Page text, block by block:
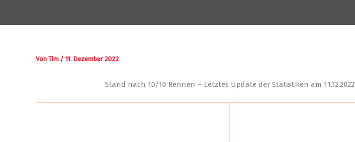
Von Tim / 11. Dezember 2022
Stand nach 10/10 Rennen – Letztes Update der Statistiken am 11.12.2022